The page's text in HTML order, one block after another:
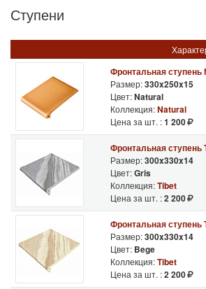
технологий в процессе производства.
выпускаемое фабрикой уникально,
Ассортимент предприятия исчисляется
цифрами.
Вся продукция Gres de Aragon прочна и
позволяет использовать ее как во
внешней отделке зданий и помещений.
Плитка не теряет свой свежий вид даже
лет эксплуатации.
Именно это позволяет компании Gres de
успехом у потребителя и хранить
К слову, после ввода в эксплуатацию
(область Теруэла), производственные
выросли до 10 тысяч кв.м. продукции
Ступени
Фронтальная ступень
Размер:330x250x15
Цвет:Natural
Коллекция:Natural
Цена за шт. :1 200
Фронтальная ступень
Размер:300x330x14
Цвет:Gris
Коллекция:Tibet
Цена за шт. :2 200
Фронтальная ступень
Размер:300x330x14
Цвет: Bege
Коллекция:Tibet
Цена за шт. :2 200